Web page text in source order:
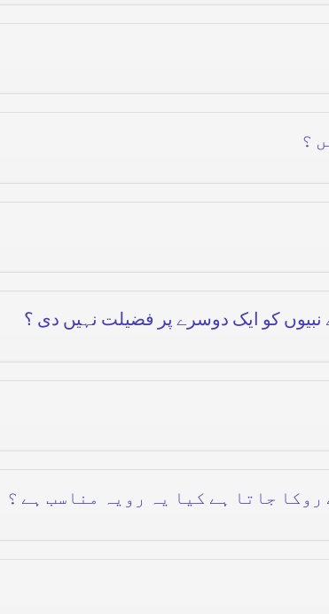
؟
کو ایک دوسرے پر فضیلت نہیں دی ؟
جاتا ہے کیا یہ رویہ مناسب ہے ؟